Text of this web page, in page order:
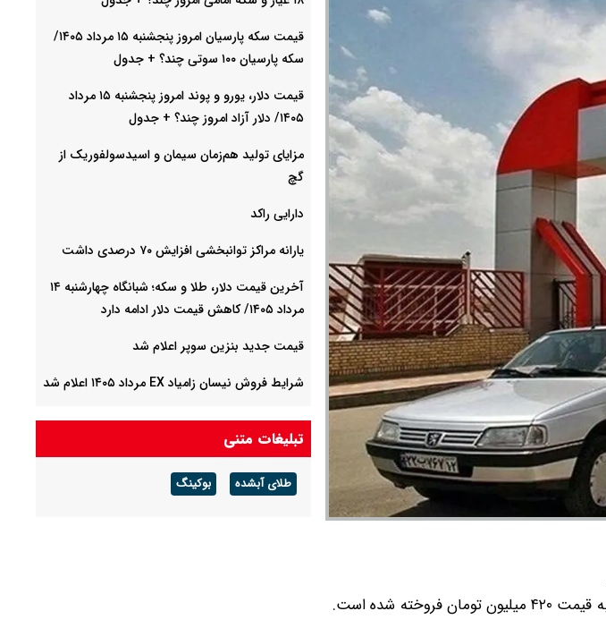
آن‌گونه که روند بازار خودرو نشان می‌دهد، در طول ۲۴ ساعت گذشته پراید ۱۵۱ SE مدل ۱۴۰۴ به قیمت ۴۲۰ میلیون تومان فروخته شده است.
قیمت سکه پارسیان امروز پنجشنبه ۱۵ مرداد ۱۴۰۵/
سکه پارسیان ۱۰۰ سوتی چند؟ + جدول
قیمت دلار، یورو و پوند امروز پنجشنبه ۱۵ مرداد
۱۴۰۵/ دلار آزاد امروز چند؟ + جدول
مزایای تولید هم‌زمان سیمان و اسیدسولفوریک از
گچ
دارایی راکد
یارانه مراکز توانبخشی افزایش ۷۰ درصدی داشت
آخرین قیمت دلار، طلا و سکه؛ شبانگاه چهارشنبه ۱۴
مرداد ۱۴۰۵/ کاهش قیمت دلار ادامه دارد
قیمت جدید بنزین سوپر اعلام شد
شرایط فروش نیسان زامیاد EX مرداد ۱۴۰۵ اعلام شد
برق پرمصرف‌ها گران شد
تبلیغات متنی
طلای آبشده بوکینگ